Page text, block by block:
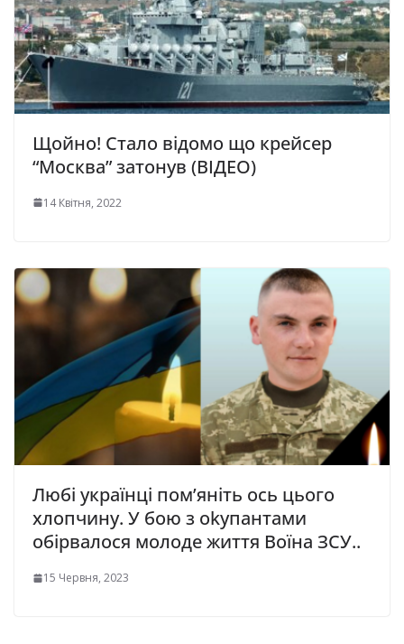
Щойно! Стало відомо що крейсер
“Москва” затонув (ВІДЕО)
14 Квітня, 2022
Любі українці пом’яніть ось цього
хлопчину. У бою з оkупантами
обірвалося молоде життя Воїна ЗСУ..
15 Червня, 2023